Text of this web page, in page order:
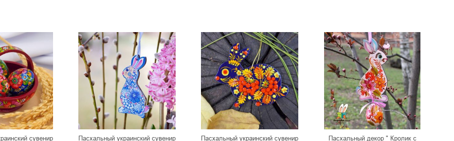
сувенир Пасхальный украинский сувенир Пасхальный украинский сувенир Пасхальный декор " Кролик с